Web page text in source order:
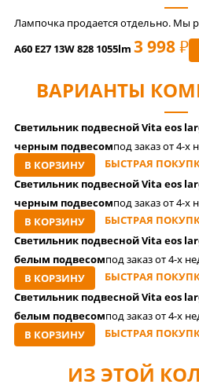
Лампочка продается отдельно. Мы
A60 E27 13W 828 1055lm 3 998 РУБ
ВАРИАНТЫ
Светильник подвесной Vita eos
черным подвесомпод заказ от 4-x
В КОРЗИНУ
БЫСТРАЯ
Светильник подвесной Vita eos
черным подвесомпод заказ от 4-x
В КОРЗИНУ
БЫСТРАЯ
Светильник подвесной Vita eos
белым подвесомпод заказ от 4-x
В КОРЗИНУ
БЫСТРАЯ
Светильник подвесной Vita eos
белым подвесомпод заказ от 4-x
В КОРЗИНУ БЫСТРАЯ
ИЗ ЭТОЙ